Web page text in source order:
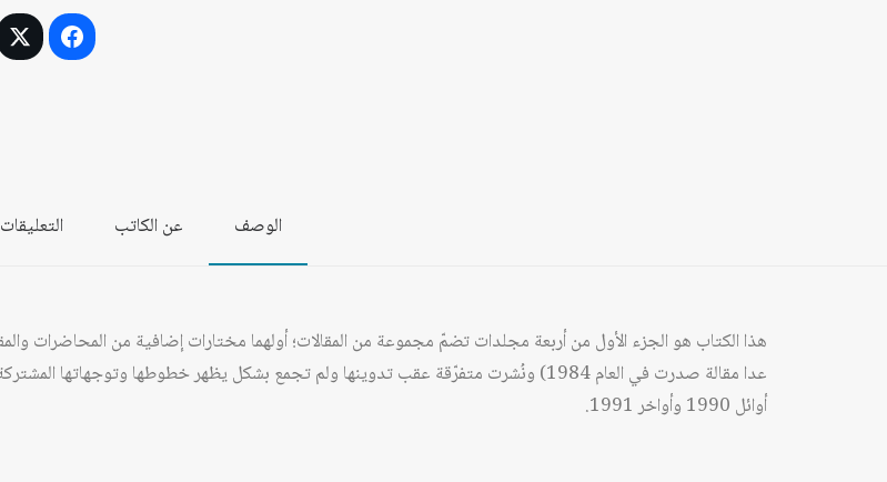
العامة
للدكتور
الوصف عن الكاتب التعليقات
عدا مقالة صدرت في العام 1984) ونُشرت متفرّقة عقب تدوينها ولم تجمع بشكل يظهر خطوطها
أوائل 1990 وأواخر 1991.